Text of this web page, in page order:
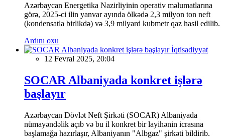
Azərbaycan Energetika Nazirliyinin operativ məlumatlarına
görə, 2025-ci ilin yanvar ayında ölkədə 2,3 milyon ton neft
(kondensatla birlikdə) və 3,9 milyard kubmetr qaz hasil edilib.
Ardını oxu
İqtisadiyyat
12 Fevral 2025, 20:04
SOCAR Albaniyada konkret işlərə
başlayır
Azərbaycan Dövlət Neft Şirkəti (SOCAR) Albaniyada
nümayəndəlik açıb və bu il konkret bir layihənin icrasına
başlamağa hazırlaşır, Albaniyanın "Albgaz" şirkəti bildirib.